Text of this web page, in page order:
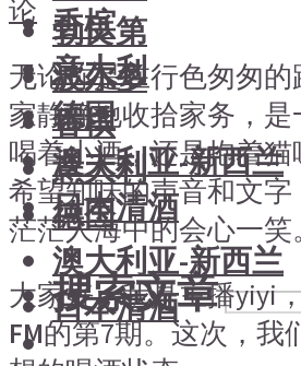
香槟
意大利
德国
澳大利亚-新西兰
日本清酒
搜索文章
勃艮第
波尔多
香槟
意大利
德国
澳大利亚-新西兰
日本清酒
论
无论你是在行色匆匆
家静静地收拾家务，
喝着小酒，还是抱着猫
希望知味的声音和文
茫茫人海中的会心一笑
大家好，我是主播yiyi
FM的第7期。这次，我